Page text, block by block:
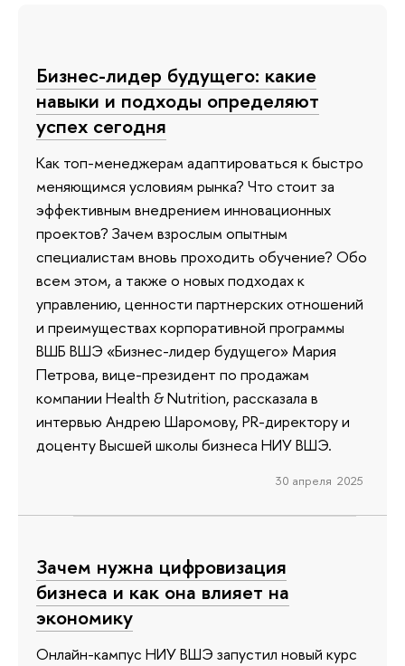
Бизнес-лидер будущего: какие
навыки и подходы определяют
успех сегодня
Как топ-менеджерам адаптироваться к быстро
меняющимся условиям рынка? Что стоит за
эффективным внедрением инновационных
проектов? Зачем взрослым опытным
специалистам вновь проходить обучение? Обо
всем этом, а также о новых подходах к
управлению, ценности партнерских отношений
и преимуществах корпоративной программы
ВШБ ВШЭ «Бизнес-лидер будущего» Мария
Петрова, вице-президент по продажам
компании Health & Nutrition, рассказала в
интервью Андрею Шаромову, PR-директору и
доценту Высшей школы бизнеса НИУ ВШЭ.
30 апреля 2025
Зачем нужна цифровизация
бизнеса и как она влияет на
экономику
Онлайн-кампус НИУ ВШЭ запустил новый курс